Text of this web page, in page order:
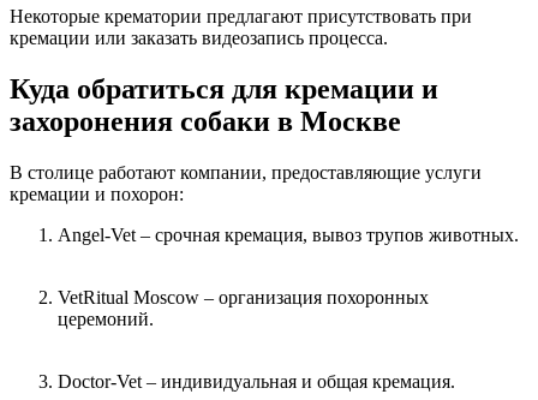
Некоторые крематории предлагают присутствовать при
кремации или заказать видеозапись процесса.
Куда обратиться для кремации и
захоронения собаки в Москве
В столице работают компании, предоставляющие услуги
кремации и похорон:
Angel-Vet – срочная кремация, вывоз трупов животных.
VetRitual Moscow – организация похоронных
церемоний.
Doctor-Vet – индивидуальная и общая кремация.